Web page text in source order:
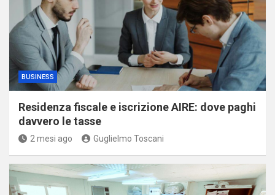
BUSINESS
Residenza fiscale e iscrizione AIRE: dove paghi
davvero le tasse
2 mesi ago Guglielmo Toscani